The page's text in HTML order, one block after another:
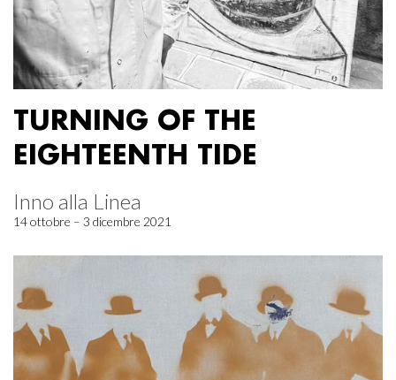
TURNING OF THE
EIGHTEENTH TIDE
Inno alla Linea
14 ottobre – 3 dicembre 2021